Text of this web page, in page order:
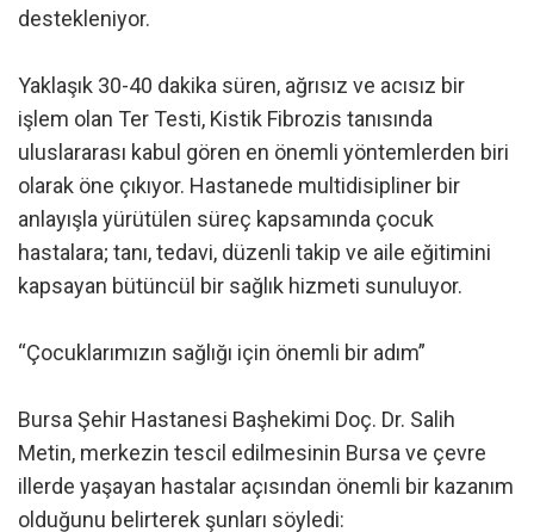
destekleniyor.
Yaklaşık 30-40 dakika süren, ağrısız ve acısız bir
işlem olan Ter Testi, Kistik Fibrozis tanısında
uluslararası kabul gören en önemli yöntemlerden biri
olarak öne çıkıyor. Hastanede multidisipliner bir
anlayışla yürütülen süreç kapsamında çocuk
hastalara; tanı, tedavi, düzenli takip ve aile eğitimini
kapsayan bütüncül bir sağlık hizmeti sunuluyor.
“Çocuklarımızın sağlığı için önemli bir adım”
Bursa Şehir Hastanesi Başhekimi Doç. Dr. Salih
Metin, merkezin tescil edilmesinin Bursa ve çevre
illerde yaşayan hastalar açısından önemli bir kazanım
olduğunu belirterek şunları söyledi: